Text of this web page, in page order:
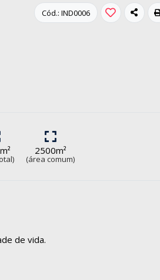
Cód.: IND0006
2500m²
(área comum)
de vida.